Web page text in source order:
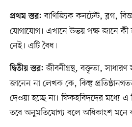
প্রথম স্তর: বাণিজ্যিক কনটেন্ট, ব্লগ,
যোগাযোগ। এখানে উভয় পক্ষ জানে কী
নেই। এটি বৈধ।
দ্বিতীয় স্তর: জীবনীগ্রন্থ, বক্তৃতা,
জানেন না লেখক কে, কিন্তু
দেওয়া হচ্ছে না। ফিকহবিদদের মধ্যে
তবে অনুমতিযোগ্য বলে অধিকাংশ মনে